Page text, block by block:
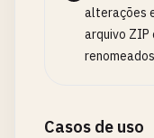
alterações
arquivo ZIP
Casos de uso